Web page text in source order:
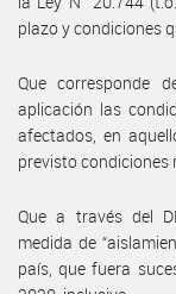
plazo y condiciones
Que corresponde
aplicación las
afectados, en
previsto condiciones
Que a través del
medida de
país, que fuera